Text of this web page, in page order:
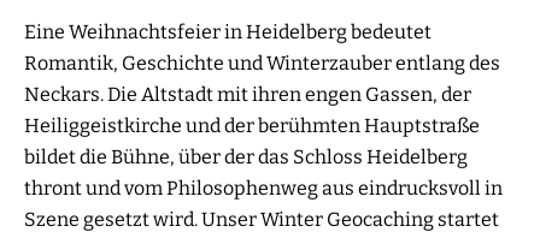
Eine Weihnachtsfeier in Heidelberg bedeutet
Romantik, Geschichte und Winterzauber entlang des
Neckars. Die Altstadt mit ihren engen Gassen, der
Heiliggeistkirche und der berühmten Hauptstraße
bildet die Bühne, über der das Schloss Heidelberg
thront und vom Philosophenweg aus eindrucksvoll in
Szene gesetzt wird. Unser Winter Geocaching startet